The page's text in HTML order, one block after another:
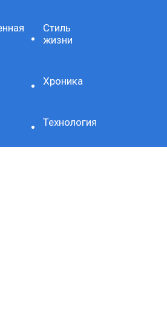
Стиль
жизни
Хроника
Технология